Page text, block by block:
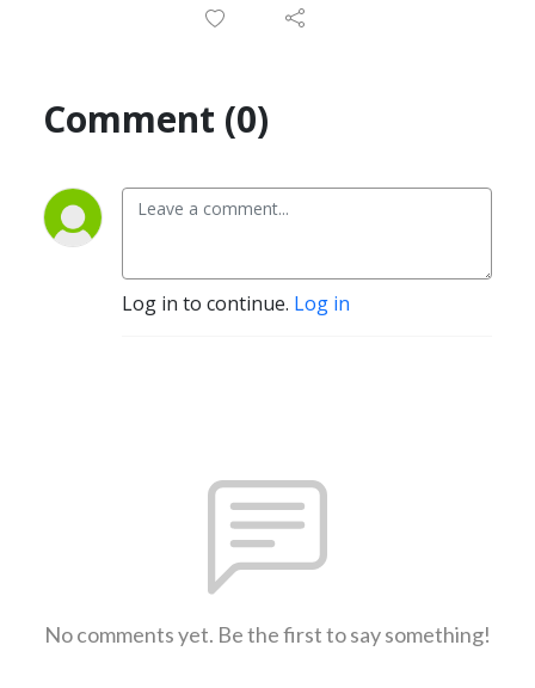
Comment (0)
Log in to continue. Log in
No comments yet. Be the first to say something!